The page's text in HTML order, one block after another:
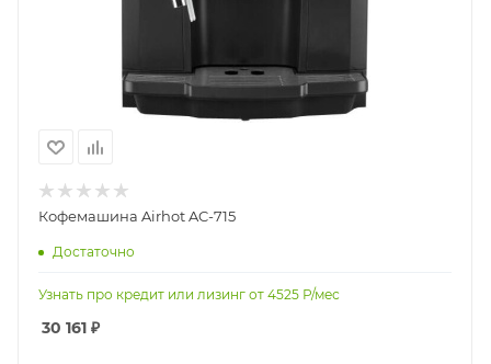
Кофемашина Airhot AC-715
Достаточно
Узнать про кредит или лизинг от 4525 Р/мес
30 161 ₽